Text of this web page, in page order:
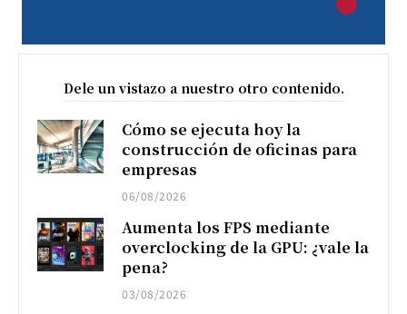
Dele un vistazo a nuestro otro contenido.
Cómo se ejecuta hoy la
construcción de oficinas para
empresas
06/08/2026
Aumenta los FPS mediante
overclocking de la GPU: ¿vale la
pena?
03/08/2026